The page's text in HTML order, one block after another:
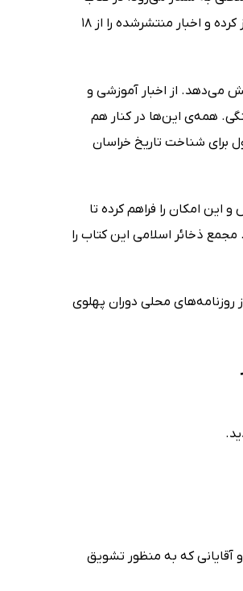
اخبار خراسان در مطبوعات دوره رضا شاه پهلوی - جلد نوزدهم، سید مهدی سیدقطبی بر این روزنامه تمرکز کرده و اخبار منتشرشده را از 18
می‌دهد. از اخبار آموزشی و
همه‌ی این‌ها در کنار هم
برای شناخت تاریخ خراسان
امکان را فراهم کرده تا
ذخائر اسلامی این کتاب را
روزنامه‌های محلی دوران پهلوی
آقایانی که به منظور تشویق